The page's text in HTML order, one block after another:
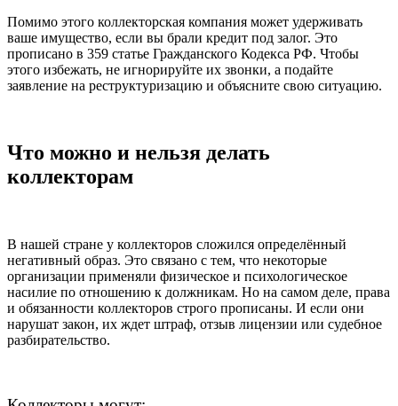
Помимо этого коллекторская компания может удерживать
ваше имущество, если вы брали кредит под залог. Это
прописано в 359 статье Гражданского Кодекса РФ. Чтобы
этого избежать, не игнорируйте их звонки, а подайте
заявление на реструктуризацию и объясните свою ситуацию.
Что можно и нельзя делать
коллекторам
В нашей стране у коллекторов сложился определённый
негативный образ. Это связано с тем, что некоторые
организации применяли физическое и психологическое
насилие по отношению к должникам. Но на самом деле, права
и обязанности коллекторов строго прописаны. И если они
нарушат закон, их ждет штраф, отзыв лицензии или судебное
разбирательство.